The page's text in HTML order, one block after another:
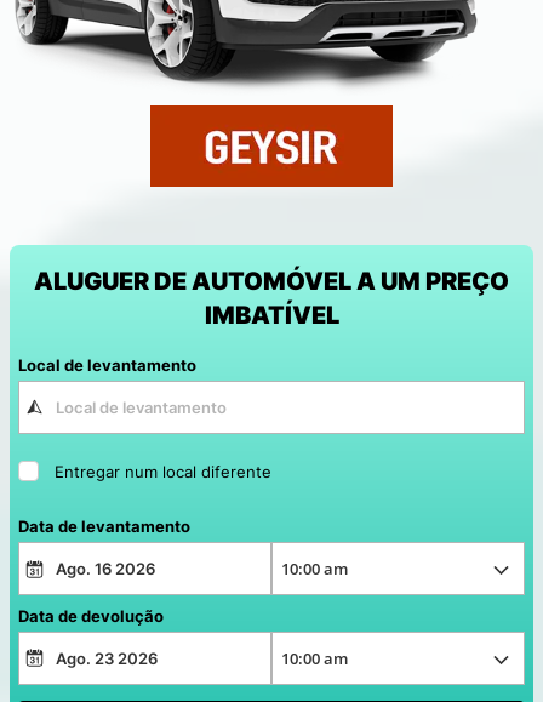
ALUGUER DE AUTOMÓVEL A UM PREÇO
IMBATÍVEL
Local de levantamento
Entregar num local diferente
Data de levantamento
Data de devolução